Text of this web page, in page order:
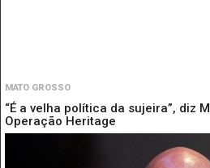
MATO GROSSO
“É a velha política da sujeira”, diz
Operação Heritage